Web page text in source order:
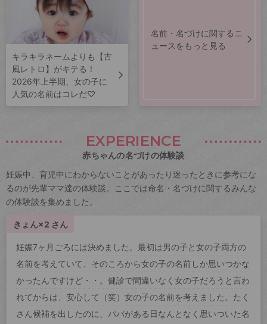
キラキラネームよりも【古
風レトロ】がキテる！
2026年上半期、女の子に
人気の名前はコレだ♡
名前・名づけに関するニ
ュースをもっと見る
EXPERIENCE
赤ちゃんの名づけの体験談
妊娠中、育児中にわからないことがあったり迷ったときに参考にな
るのが先輩ママ達の体験談。ここでは命名・名づけに関するみんな
の体験談を集めました。
きょん×2 さん
妊娠7ヶ月ごろには決めました。最初は男の子と女の子両方の
名前を考えていて、そのころから女の子の名前しか思いつかな
かったんですけど・・。健診で間違いなく女の子だろうと言わ
れてからは、安心して（笑）女の子の名前を考えました。たく
さん候補を出したのに、パパがある日なんとなく思いついた名